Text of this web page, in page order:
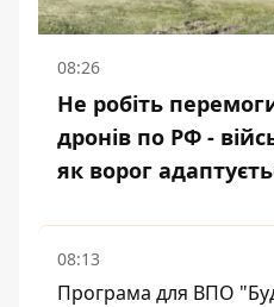
08:26
Не робіть
дронів по РФ -
як ворог
08:13
Програма для ВПО